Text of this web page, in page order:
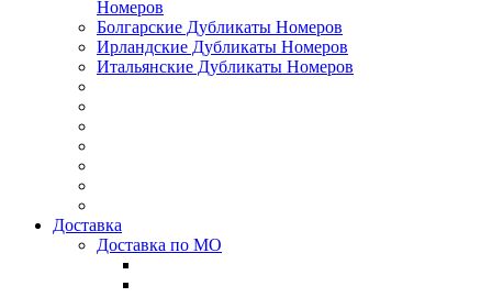
Номеров
Болгарские Дубликаты Номеров
Ирландские Дубликаты Номеров
Итальянские Дубликаты Номеров
Доставка
Доставка по МО